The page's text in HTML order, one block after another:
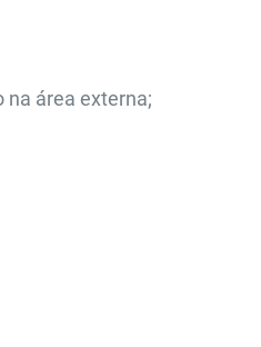
na área externa;